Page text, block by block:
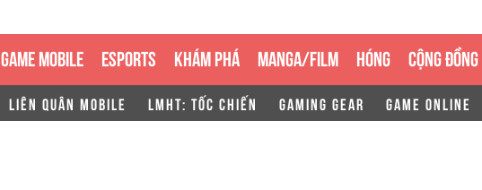
GAME MOBILE ESPORTS KHÁM PHÁ MANGA/FILM HÓNG CỘNG ĐỒNG
LIÊN QUÂN MOBILE LMHT: TỐC CHIẾN GAMING GEAR GAME ONLINE